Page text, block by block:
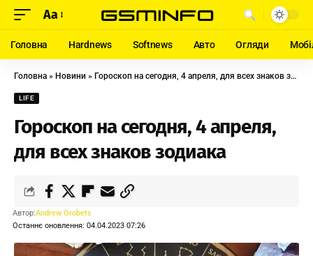
Aa
Головна Hardnews Softnews Авто Огляди
Головна » Новини » Гороскоп на сегодня, 4 апреля, для всех знаков зодиака
LIFE
Гороскоп на сегодня, 4 апреля,
для всех знаков зодиака
Останнє оновлення: 04.04.2023 07:26
Автор:Andrew Orobets